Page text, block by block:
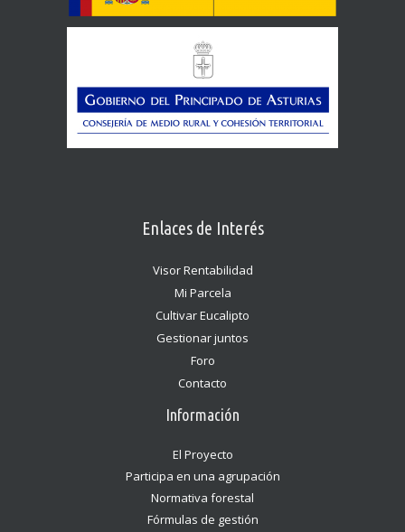
Enlaces de Interés
Visor Rentabilidad
Mi Parcela
Cultivar Eucalipto
Gestionar juntos
Foro
Contacto
Información
El Proyecto
Participa en una agrupación
Normativa forestal
Fórmulas de gestión